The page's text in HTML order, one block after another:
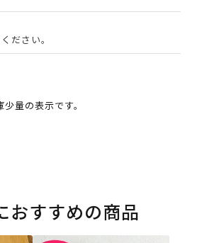
ださい。
量の表示です。
おすすめの商品